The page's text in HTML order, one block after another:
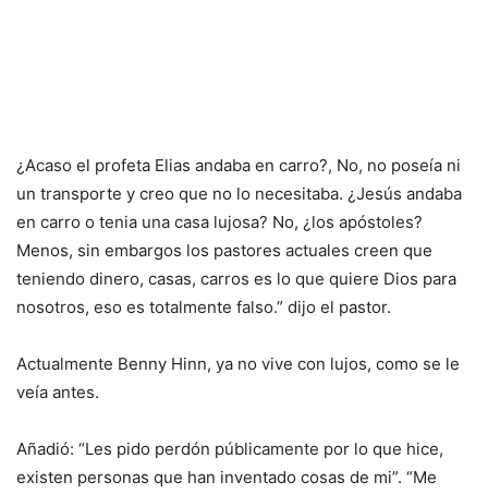
¿Acaso el profeta Elias andaba en carro?, No, no poseía ni
un transporte y creo que no lo necesitaba. ¿Jesús andaba
en carro o tenia una casa lujosa? No, ¿los apóstoles?
Menos, sin embargos los pastores actuales creen que
teniendo dinero, casas, carros es lo que quiere Dios para
nosotros, eso es totalmente falso.” dijo el pastor.
Actualmente Benny Hinn, ya no vive con lujos, como se le
veía antes.
Añadió: “Les pido perdón públicamente por lo que hice,
existen personas que han inventado cosas de mi”. “Me